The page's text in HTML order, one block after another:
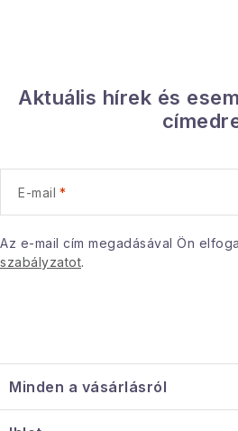
s
e
m
e
i
Aktuális hírek és
E-mail
Az e-mail cím megadásával Ön
szabályzatot.
á
bMinden a vásárlásról